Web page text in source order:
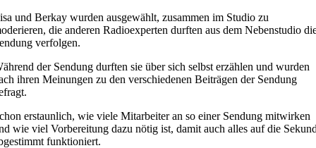
und Berkay wurden ausgewählt, zusammen im Studio zu
die anderen Radioexperten durften aus dem Nebenstudio
verfolgen.
der Sendung durften sie über sich selbst erzählen und wurden
ihren Meinungen zu den verschiedenen Beiträgen der Sendung
erstaunlich, wie viele Mitarbeiter an so einer Sendung mitwirken
wie viel Vorbereitung dazu nötig ist, damit auch alles auf die
funktioniert.